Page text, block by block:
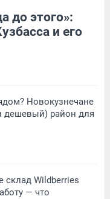
до этого»:
и его
Новокузнечане
дешевый) район для
склад Wildberries
— что